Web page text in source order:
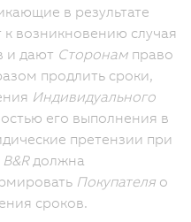
в результате
возникновению случая
и дают Сторонам право
продлить сроки,
Индивидуального
его выполнения в
претензии при
B&Rдолжна
Покупателя о
сроков.